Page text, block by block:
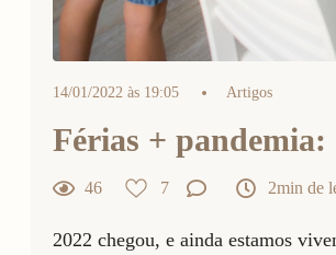
14/01/2022 às 19:05 Artigos
Férias + pandemia:
46 7 2min de
2022 chegou, e ainda estamos